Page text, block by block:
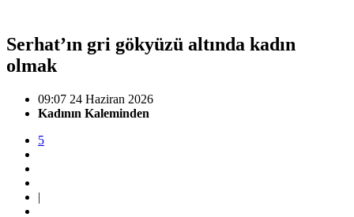
Serhat’ın gri gökyüzü altında kadın
olmak
09:07 24 Haziran 2026
Kadının Kaleminden
5
|